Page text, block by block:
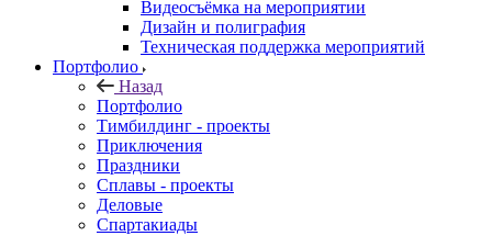
Видеосъёмка на мероприятии
Дизайн и полиграфия
Техническая поддержка мероприятий
Портфолио
Назад
Портфолио
Тимбилдинг - проекты
Приключения
Праздники
Сплавы - проекты
Деловые
Спартакиады